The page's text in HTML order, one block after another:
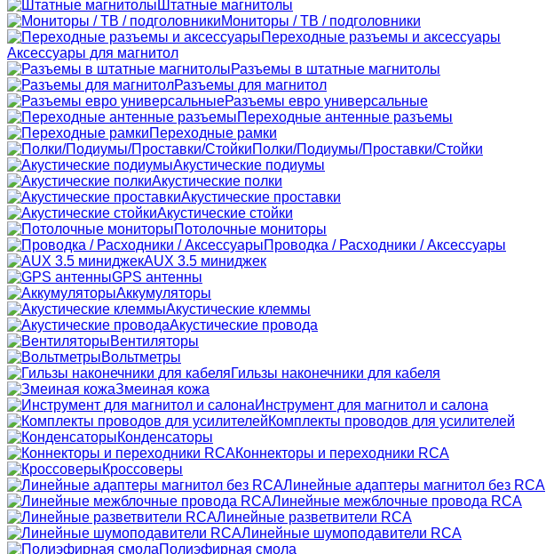
Штатные магнитолы
Мониторы / ТВ / подголовники
Переходные разъемы и аксессуары
Аксессуары для магнитол
Разъемы в штатные магнитолы
Разъемы для магнитол
Разъемы евро универсальные
Переходные антенные разъемы
Переходные рамки
Полки/Подиумы/Проставки/Стойки
Акустические подиумы
Акустические полки
Акустические проставки
Акустические стойки
Потолочные мониторы
Проводка / Расходники / Аксессуары
AUX 3.5 миниджек
GPS антенны
Аккумуляторы
Акустические клеммы
Акустические провода
Вентиляторы
Вольтметры
Гильзы наконечники для кабеля
Змеиная кожа
Инструмент для магнитол и салона
Комплекты проводов для усилителей
Конденсаторы
Коннекторы и переходники RCA
Кроссоверы
Линейные адаптеры магнитол без RCA
Линейные межблочные провода RCA
Линейные разветвители RCA
Линейные шумоподавители RCA
Полиэфирная смола